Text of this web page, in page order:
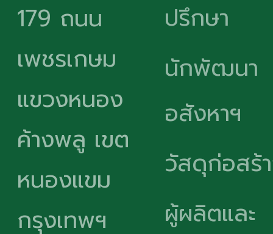
179 ถนน
เพชรเกษม
แขวงหนอง
ค้างพลู เขต
หนองแขม
กรุงเทพฯ
ปรึกษา
นักพัฒนา
อสังหาฯ
วัสดุก่อสร้
ผู้ผลิตและ